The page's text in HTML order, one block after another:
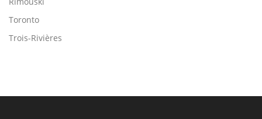
Toronto
Trois-Rivières